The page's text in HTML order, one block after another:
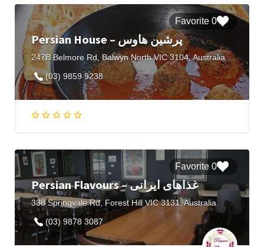
0 Favorite
Persian House – پرشین هاوس
247B Belmore Rd, Balwyn North VIC 3104, Australia
(03) 9859 9238
0 Favorite
Persian Flavours – غذاهای ایرانی
338 Springvale Rd, Forest Hill VIC 3131, Australia
(03) 9878 3087